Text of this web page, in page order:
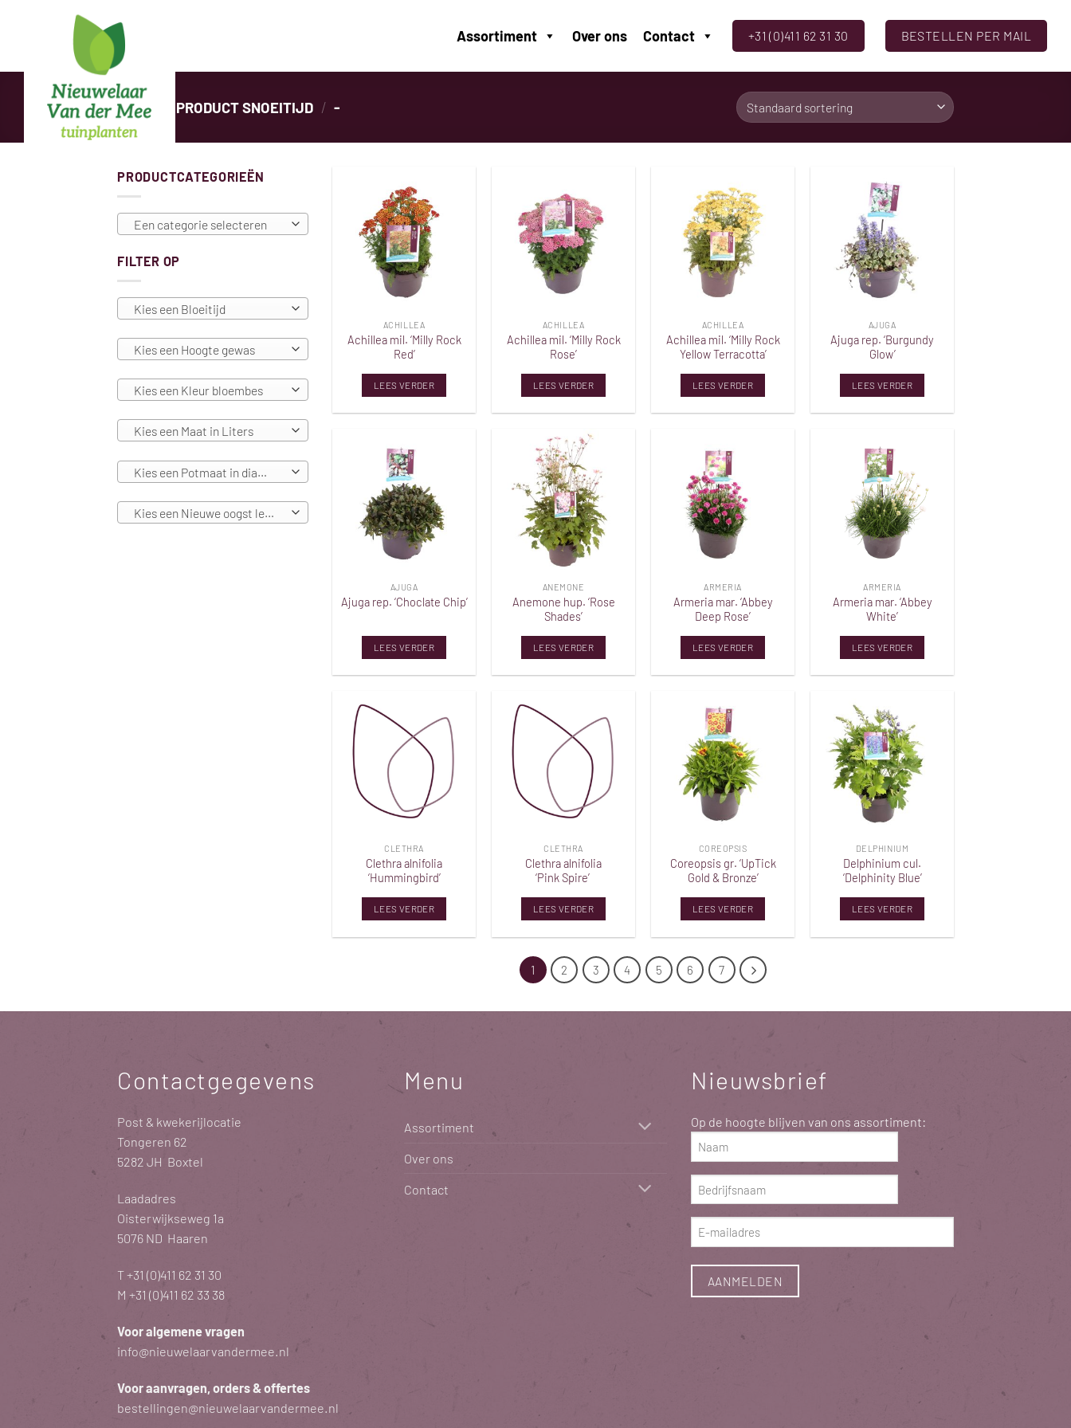
Assortiment Over ons Contact +31 (0)411 62 31 30 BESTELLEN PER MAIL
HOME PRODUCT SNOEITIJD / -
PRODUCTCATEGORIEËN
Een categorie selecteren
FILTER OP
Kies een Bloeitijd
Kies een Hoogte gewas
Kies een Kleur bloembes
Kies een Maat in Liters
Kies een Potmaat in diameters
Kies een Nieuwe oogst leverbaar vanaf
Toevoegen
verlanglijst
ACHILLEA
Achillea mil. ‘Milly Rock
Red’
LEES VERDER
Toevoegen
aan
verlanglijst
ACHILLEA
Achillea mil. ‘Milly Rock
Rose’
LEES VERDER
Toevoegen
aan
verlanglijst
ACHILLEA
Achillea mil. ‘Milly Rock
Yellow Terracotta’
LEES VERDER
verlanglijst
AJUGA
Ajuga rep. ‘Burgundy
Glow’
LEES VERDER
verlanglijst
AJUGA
Ajuga rep. ‘Choclate Chip’
LEES VERDER
Toevoegen
aan
verlanglijst
ANEMONE
Anemone hup. ‘Rose
Shades’
LEES VERDER
verlanglijst
ARMERIA
Armeria mar. ‘Abbey
Deep Rose’
LEES VERDER
Toevoegen
aan
verlanglijst
ARMERIA
Armeria mar. ‘Abbey
White’
LEES VERDER
Toevoegen
verlanglijst
CLETHRA
Clethra alnifolia
‘Hummingbird’
LEES VERDER
Toevoegen
verlanglijst
CLETHRA
Clethra alnifolia
‘Pink Spire’
LEES VERDER
verlanglijst
COREOPSIS
Coreopsis gr. ‘UpTick
Gold & Bronze’
LEES VERDER
Toevoegen
aan
verlanglijst
DELPHINIUM
Delphinium cul.
‘Delphinity Blue’
LEES VERDER
1 2 3 4 5 6 7
Contactgegevens
Post & kwekerijlocatie
Tongeren 62
5282 JH Boxtel
Laadadres
Oisterwijkseweg 1a
5076 ND Haaren
T+31 (0)411 62 31 30
M +31 (0)411 62 33 38
Voor algemene vragen
info@nieuwelaarvandermee.nl
Voor aanvragen, orders & offertes
bestellingen@nieuwelaarvandermee.nl
Menu
Assortiment
Over ons
Contact
Nieuwsbrief
Op de hoogte blijven van ons assortiment:
Naam
(Vereist)
Bedrijfsnaam
(Vereist)
E-
mailadres
(Vereist)